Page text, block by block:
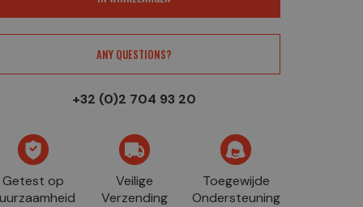
ANY QUESTIONS?
+32 (0)2 704 93 20
Getest op
Veilige
Verzending
Toegewijde
Ondersteuning